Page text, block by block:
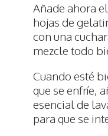
Añade ahora
hojas de
con una
mezcle todo
Cuando esté
que se enfríe,
esencial de
para que se